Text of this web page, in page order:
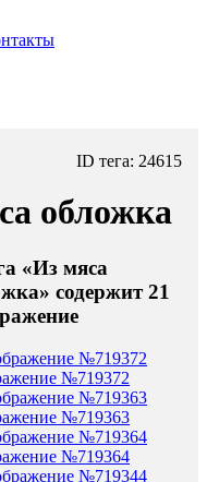
ID тега: 24615
обложка
«Из мяса
содержит 21
№719372
№719363
№719364